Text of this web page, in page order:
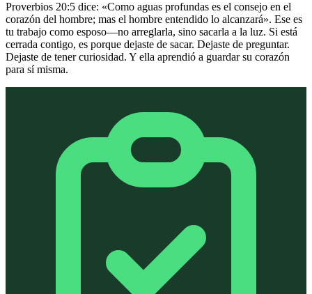
Proverbios 20:5 dice: «Como aguas profundas es el consejo en el
corazón del hombre; mas el hombre entendido lo alcanzará». Ese es
tu trabajo como esposo—no arreglarla, sino sacarla a la luz. Si está
cerrada contigo, es porque dejaste de sacar. Dejaste de preguntar.
Dejaste de tener curiosidad. Y ella aprendió a guardar su corazón
para sí misma.